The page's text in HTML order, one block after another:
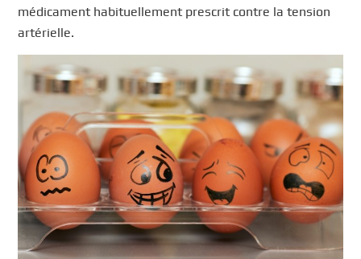
médicament habituellement prescrit contre la tension
artérielle.